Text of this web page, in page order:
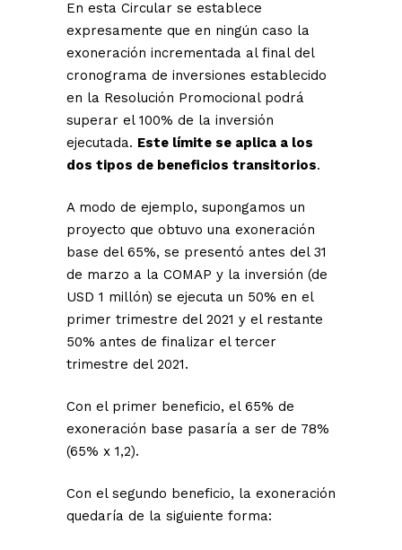
En esta Circular se establece
expresamente que en ningún caso la
exoneración incrementada al final del
cronograma de inversiones establecido
en la Resolución Promocional podrá
superar el 100% de la inversión
ejecutada. Este límite se aplica a los
dos tipos de beneficios transitorios.
A modo de ejemplo, supongamos un
proyecto que obtuvo una exoneración
base del 65%, se presentó antes del 31
de marzo a la COMAP y la inversión (de
USD 1 millón) se ejecuta un 50% en el
primer trimestre del 2021 y el restante
50% antes de finalizar el tercer
trimestre del 2021.
Con el primer beneficio, el 65% de
exoneración base pasaría a ser de 78%
(65% x 1,2).
Con el segundo beneficio, la exoneración
quedaría de la siguiente forma: